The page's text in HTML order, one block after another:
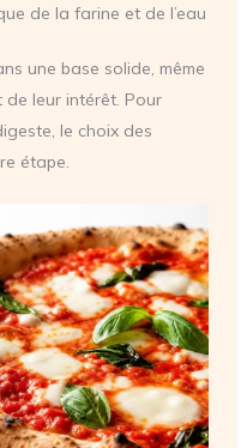
de la farine et de l’eau
une base solide, même
de leur intérêt. Pour
le choix des
étape.